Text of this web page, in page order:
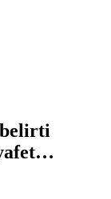
belirti